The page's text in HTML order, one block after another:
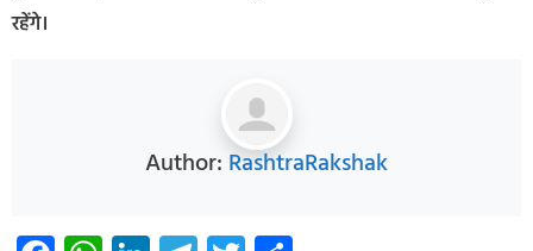
रहेंगे।
Author: RashtraRakshak